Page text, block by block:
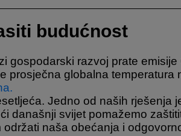
budućnost
gospodarski razvoj prate emisije
prosječna globalna temperatura
Jedno od naših rješenja
današnji svijet pomažemo
naša obećanja i